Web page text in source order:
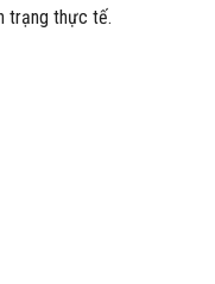
trạng thực tế.